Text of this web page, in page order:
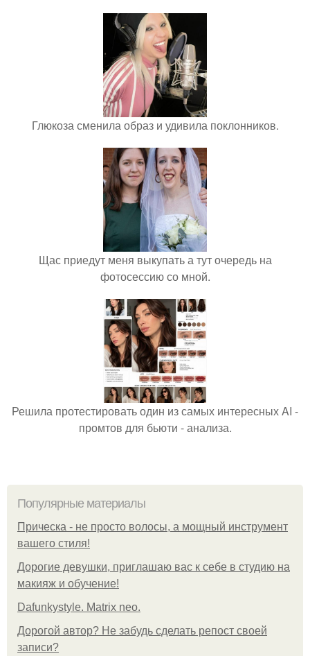
Глюкоза сменила образ и удивила поклонников.
Щас приедут меня выкупать а тут очередь на
фотосессию со мной.
Решила протестировать один из самых интересных AI -
промтов для бьюти - анализа.
Популярные материалы
Прическа - не просто волосы, а мощный инструмент
вашего стиля!
Дорогие девушки, приглашаю вас к себе в студию на
макияж и обучение!
Dafunkystyle. Matrix neo.
Дорогой автор? Не забудь сделать репост своей
записи?